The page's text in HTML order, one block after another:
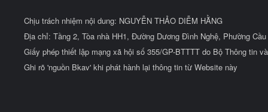
Chịu trách nhiệm nội dung: NGUYỄN THẢO DIỄM HẰNG
Địa chỉ: Tầng 2, Tòa nhà HH1, Đường Dương Đình Nghệ, Phường
Giấy phép thiết lập mạng xã hội số 355/GP-BTTTT do Bộ Thông tin
Ghi rõ 'nguồn Bkav' khi phát hành lại thông tin từ Website này